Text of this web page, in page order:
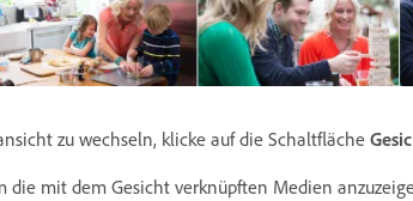
zu wechseln, klicke auf die Schaltfläche
die mit dem Gesicht verknüpften Medien